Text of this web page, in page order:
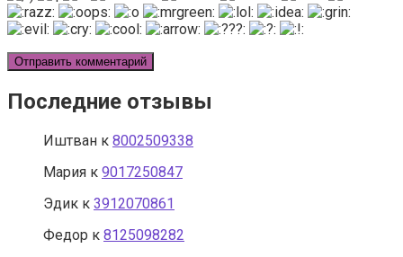
Последние отзывы
Иштван к 8002509338
Мария к 9017250847
Эдик к 3912070861
Федор к 8125098282